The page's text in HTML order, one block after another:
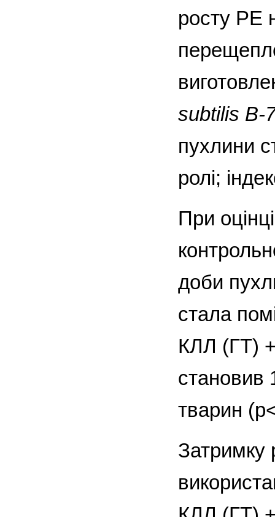
росту РЕ
subtilis B-
пухлини
ролі;
При
доби
стала
КЛЛ (ГТ)
становив
тварин
Затримку